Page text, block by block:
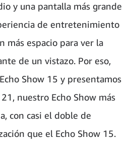
y una pantalla más grande
de entretenimiento
más espacio para ver la
de un vistazo. Por eso,
Show 15 y presentamos
nuestro Echo Show más
con casi el doble de
que el Echo Show 15.